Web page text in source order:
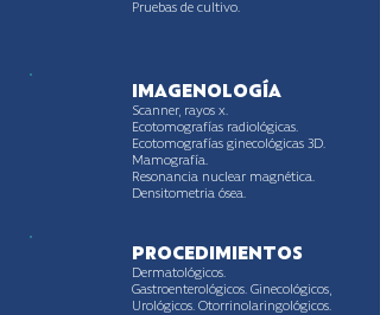
Pruebas de cultivo.
IMAGENOLOGÍA
Scanner, rayos x.
Ecotomografías radiológicas.
Ecotomografías ginecológicas 3D.
Mamografía.
Resonancia nuclear magnética.
Densitometria ósea.
PROCEDIMIENTOS
Dermatológicos.
Gastroenterológicos. Ginecológicos,
Urológicos. Otorrinolaringológicos.